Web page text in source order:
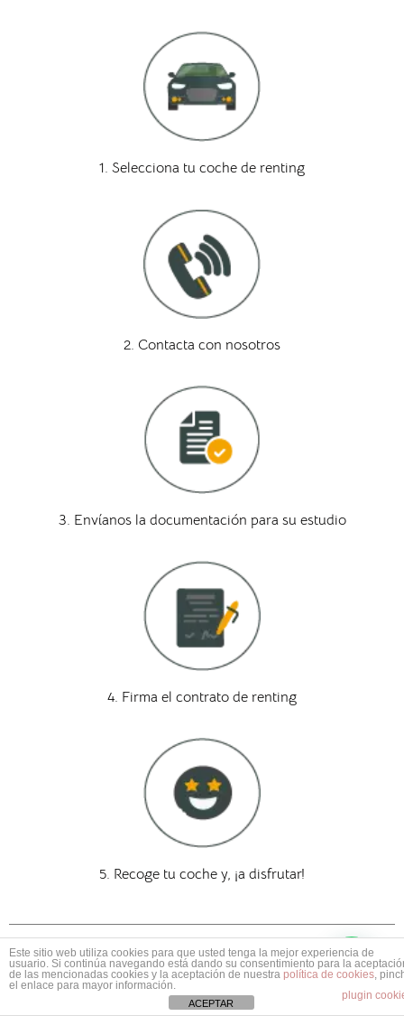
1. Selecciona tu coche de renting
2. Contacta con nosotros
3. Envíanos la documentación para su estudio
4. Firma el contrato de renting
5. Recoge tu coche y, ¡a disfrutar!
CONTACTA CON NOSOTROS
TE LLAMAMOS
Este sitio web utiliza cookies para que usted tenga la mejor experiencia de
usuario. Si continúa navegando está dando su consentimiento para la
de las mencionadas cookies y la aceptación de nuestra política de cookies,
el enlace para mayor información.
plugin
ACEPTAR
1
Mas información ¿No encuentras tu coche?